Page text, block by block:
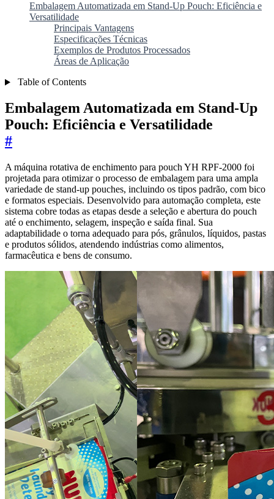
Embalagem Automatizada em Stand-Up Pouch: Eficiência e
Versatilidade
Principais Vantagens
Especificações Técnicas
Exemplos de Produtos Processados
Áreas de Aplicação
Table of Contents
Embalagem Automatizada em Stand-Up
Pouch: Eficiência e Versatilidade
#
A máquina rotativa de enchimento para pouch YH RPF-2000 foi
projetada para otimizar o processo de embalagem para uma ampla
variedade de stand-up pouches, incluindo os tipos padrão, com bico
e formatos especiais. Desenvolvido para automação completa, este
sistema cobre todas as etapas desde a seleção e abertura do pouch
até o enchimento, selagem, inspeção e saída final. Sua
adaptabilidade o torna adequado para pós, grânulos, líquidos, pastas
e produtos sólidos, atendendo indústrias como alimentos,
farmacêutica e bens de consumo.